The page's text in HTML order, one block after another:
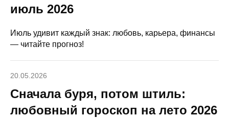
июль 2026
Июль удивит каждый знак: любовь, карьера, финансы
— читайте прогноз!
20.05.2026
Сначала буря, потом штиль:
любовный гороскоп на лето 2026